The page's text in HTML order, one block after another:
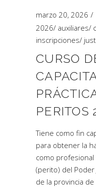
marzo 20, 2026
2026/ auxiliares/
inscripciones/
CURSO
PERITOS
Tiene como fin
para obtener la
como profesional
(perito) del Poder
de la provincia